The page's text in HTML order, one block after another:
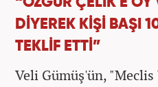
DİYEREK KİŞİ BAŞI
TEKLİF ETTİ”
Veli Gümüş'ün,